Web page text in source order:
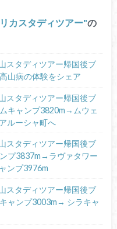
カスタディツアー の
スタディツアー帰国後ブ
山病の体験をシェア
スタディツアー帰国後ブ
キャンプ3820m→ムウェ
ルーシャ町へ
スタディツアー帰国後ブ
プ3837m→ラヴァタワー
ンプ3976m
スタディツアー帰国後ブ
ャンプ3003m→ シラキャ